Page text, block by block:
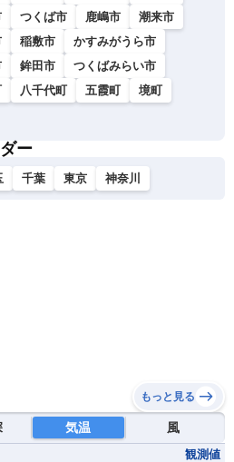
つくば市 鹿嶋市
潮来市
稲敷市
かすみがうら市
鉾田市
つくばみらい市
八千代町 五霞町
境町
ー
千葉 東京 神奈川
もっと見る
気温 風
観測値